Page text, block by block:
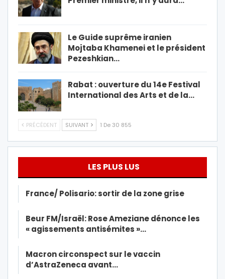
Le Guide suprême iranien
Mojtaba Khamenei et le président
Pezeshkian…
Rabat : ouverture du 14e Festival
International des Arts et de la…
PRÉCÉDENT SUIVANT 1 De 30 855
LES PLUS LUS
France/ Polisario: sortir de la zone grise
Beur FM/Israël: Rose Ameziane dénonce les
« agissements antisémites »…
Macron circonspect sur le vaccin
d’AstraZeneca avant…